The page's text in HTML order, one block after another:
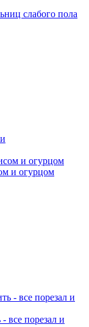
слабого пола
и огурцом
- все порезал и
все порезал и